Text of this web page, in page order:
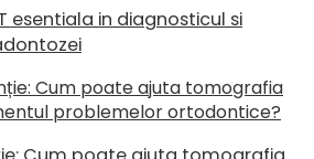
esentiala in diagnosticul si